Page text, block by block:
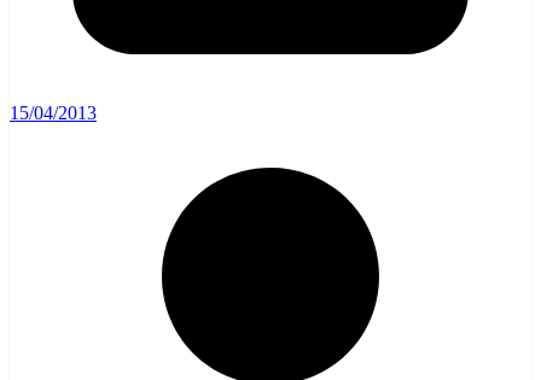
15/04/2013